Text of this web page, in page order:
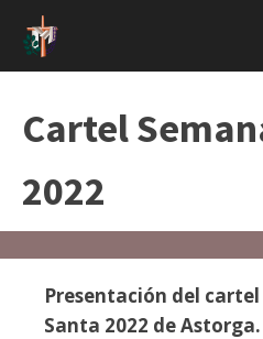
Cartel
2022
Presentación del
Santa 2022 de Astorga.